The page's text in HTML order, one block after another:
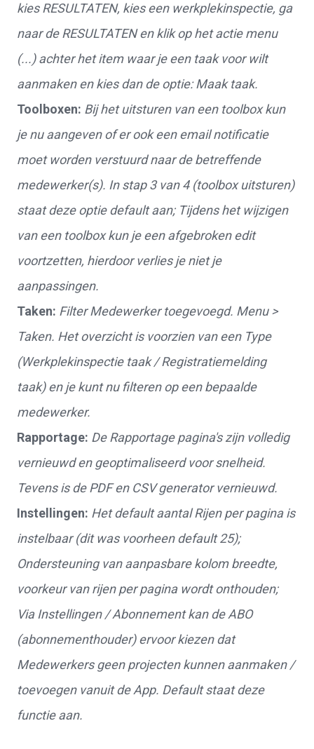
kies RESULTATEN, kies een werkplekinspectie, ga
naar de RESULTATEN en klik op het actie menu
(...) achter het item waar je een taak voor wilt
aanmaken en kies dan de optie: Maak taak.
Toolboxen: Bij het uitsturen van een toolbox kun
je nu aangeven of er ook een email notificatie
moet worden verstuurd naar de betreffende
medewerker(s). In stap 3 van 4 (toolbox uitsturen)
staat deze optie default aan; Tijdens het wijzigen
van een toolbox kun je een afgebroken edit
voortzetten, hierdoor verlies je niet je
aanpassingen.
Taken: Filter Medewerker toegevoegd. Menu >
Taken. Het overzicht is voorzien van een Type
(Werkplekinspectie taak / Registratiemelding
taak) en je kunt nu filteren op een bepaalde
medewerker.
Rapportage: De Rapportage pagina's zijn volledig
vernieuwd en geoptimaliseerd voor snelheid.
Tevens is de PDF en CSV generator vernieuwd.
Instellingen: Het default aantal Rijen per pagina is
instelbaar (dit was voorheen default 25);
Ondersteuning van aanpasbare kolom breedte,
voorkeur van rijen per pagina wordt onthouden;
Via Instellingen / Abonnement kan de ABO
(abonnementhouder) ervoor kiezen dat
Medewerkers geen projecten kunnen aanmaken /
toevoegen vanuit de App. Default staat deze
functie aan.